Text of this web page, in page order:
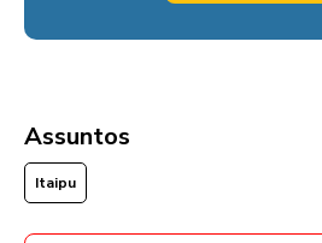
Assuntos
Itaipu